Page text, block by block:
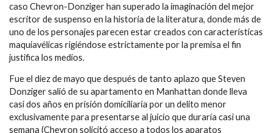
caso Chevron-Donziger han superado la imaginación del mejor
escritor de suspenso en la historia de la literatura, donde más de
uno de los personajes parecen estar creados con características
maquiavélicas rigiéndose estrictamente por la premisa el fin
justifica los medios.
Fue el diez de mayo que después de tanto aplazo que Steven
Donziger salió de su apartamento en Manhattan donde lleva
casi dos años en prisión domiciliaria por un delito menor
exclusivamente para presentarse al juicio que duraría casi una
semana (Chevron solicitó acceso a todos los aparatos